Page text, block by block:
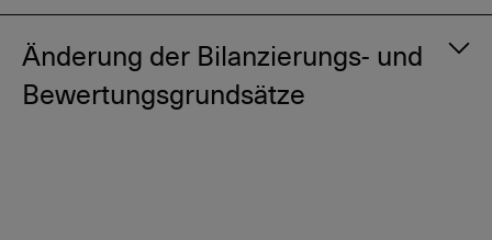
Änderung der Bilanzierungs- und
Bewertungsgrundsätze